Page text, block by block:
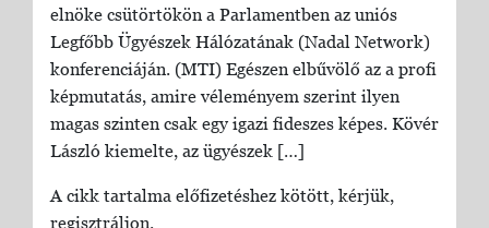
elnöke csütörtökön a Parlamentben az uniós
Legfőbb Ügyészek Hálózatának (Nadal Network)
konferenciáján. (MTI) Egészen elbűvölő az a profi
képmutatás, amire véleményem szerint ilyen
magas szinten csak egy igazi fideszes képes. Kövér
László kiemelte, az ügyészek […]
A cikk tartalma előfizetéshez kötött, kérjük,
regisztráljon.